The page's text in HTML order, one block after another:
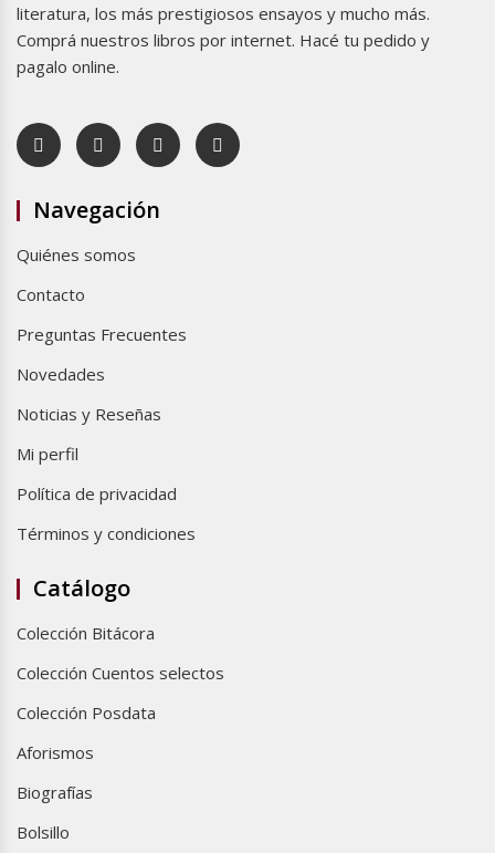
literatura, los más prestigiosos ensayos y mucho más.
Comprá nuestros libros por internet. Hacé tu pedido y
pagalo online.
Navegación
Quiénes somos
Contacto
Preguntas Frecuentes
Novedades
Noticias y Reseñas
Mi perfil
Política de privacidad
Términos y condiciones
Catálogo
Colección Bitácora
Colección Cuentos selectos
Colección Posdata
Aforismos
Biografías
Bolsillo